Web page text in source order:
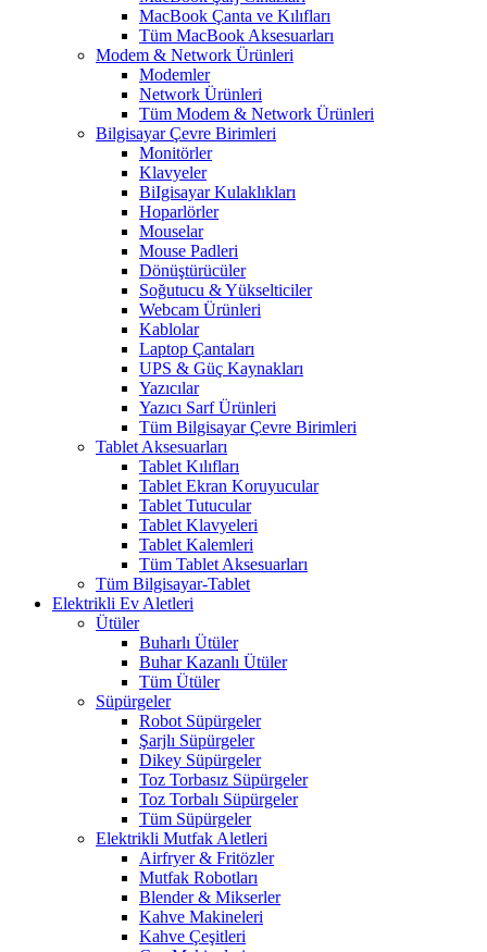
MacBook Çanta ve Kılıfları
Tüm MacBook Aksesuarları
Modem & Network Ürünleri
Modemler
Network Ürünleri
Tüm Modem & Network Ürünleri
Bilgisayar Çevre Birimleri
Monitörler
Klavyeler
BiIgisayar Kulaklıkları
Hoparlörler
Mouselar
Mouse Padleri
Dönüştürücüler
Soğutucu & Yükselticiler
Webcam Ürünleri
Kablolar
Laptop Çantaları
UPS & Güç Kaynakları
Yazıcılar
Yazıcı Sarf Ürünleri
Tüm Bilgisayar Çevre Birimleri
Tablet Aksesuarları
Tablet Kılıfları
Tablet Ekran Koruyucular
Tablet Tutucular
Tablet Klavyeleri
Tablet Kalemleri
Tüm Tablet Aksesuarları
Tüm Bilgisayar-Tablet
Elektrikli Ev Aletleri
Ütüler
Buharlı Ütüler
Buhar Kazanlı Ütüler
Tüm Ütüler
Süpürgeler
Robot Süpürgeler
Şarjlı Süpürgeler
Dikey Süpürgeler
Toz Torbasız Süpürgeler
Toz Torbalı Süpürgeler
Tüm Süpürgeler
Elektrikli Mutfak Aletleri
Airfryer & Fritözler
Mutfak Robotları
Blender & Mikserler
Kahve Makineleri
Kahve Çeşitleri